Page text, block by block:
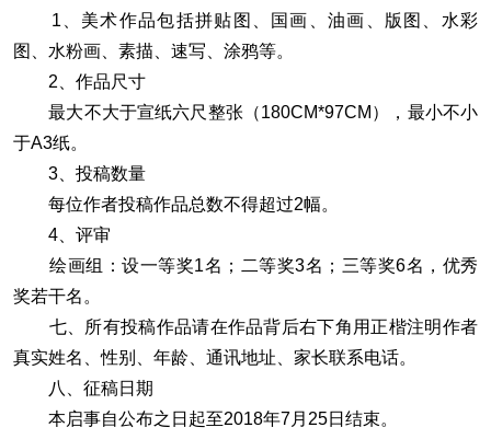
1、美术作品包括拼贴图、国画、油画、版图、水彩
图、水粉画、素描、速写、涂鸦等。
2、作品尺寸
最大不大于宣纸六尺整张（180CM*97CM），最小不小
于A3纸。
3、投稿数量
每位作者投稿作品总数不得超过2幅。
4、评审
绘画组：设一等奖1名；二等奖3名；三等奖6名，优秀
奖若干名。
七、所有投稿作品请在作品背后右下角用正楷注明作者
真实姓名、性别、年龄、通讯地址、家长联系电话。
八、征稿日期
本启事自公布之日起至2018年7月25日结束。